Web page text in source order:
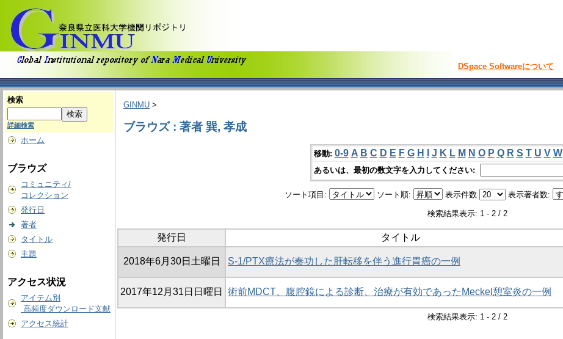
DSpace Softwareについて
検索
詳細検索
ホーム
ブラウズ
コミュニティ/
コレクション
発行日
著者
タイトル
主題
アクセス状況
アイテム別
高頻度ダウンロード文献
アクセス統計
GINMU >
ブラウズ : 著者 巽, 孝成
移動: 0-9 A B C D E F G H J K L M N O P Q R S T U V W
あるいは、最初の数文字を入力してください:
ソート項目: ソート順: 表示件数 表示著者数:
検索結果表示: 1 - 2 / 2
発行日 タイトル
2018年6月30日土曜日 S-1/PTX療法が奏功した肝転移を伴う進行胃癌の一例
2017年12月31日日曜日 術前MDCT、腹腔鏡による診断、治療が有効であったMeckel憩室炎の一例
検索結果表示: 1 - 2 / 2